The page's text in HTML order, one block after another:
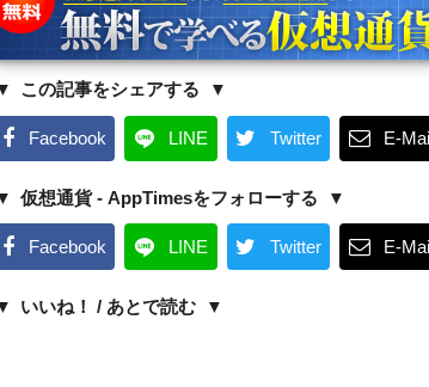
この記事をシェアする
Facebook LINE Twitter E-
仮想通貨 - AppTimesをフォローする
Facebook LINE Twitter E-
いいね！ / あとで読む